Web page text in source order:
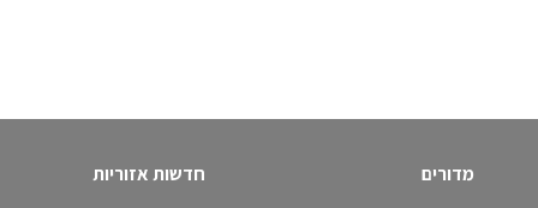
מדורים חדשות אזוריות